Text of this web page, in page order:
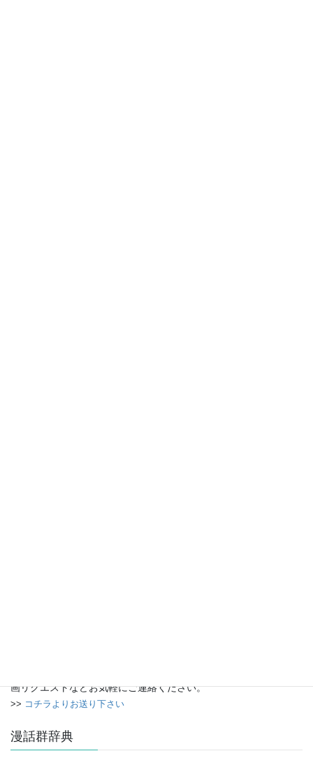
画リクエストなどお気軽にご連絡ください。
>> コチラよりお送り下さい
漫話群辞典